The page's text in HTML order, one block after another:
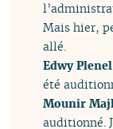
Mais hier,
allé.
Edwy
été
Mounir
auditionné.